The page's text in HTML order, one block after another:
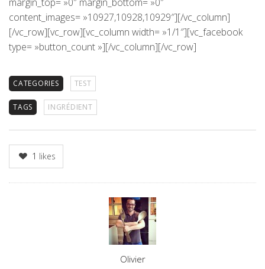
content_images= »10927,10928,10929″][/vc_column]
[/vc_row][vc_row][vc_column width= »1/1″][vc_facebook
type= »button_count »][/vc_column][/vc_row]
CATEGORIES TEST
TAGS INGRÉDIENT
1 likes
Olivier